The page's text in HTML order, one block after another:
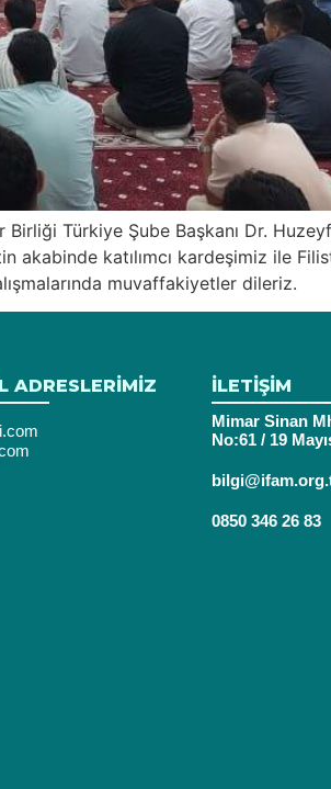
Türkiye Şube Başkanı Dr.
katılımcı kardeşimiz ile
muvaffakiyetler dileriz.
ADRESLERIMIZ İLETİŞİM
Mimar Sinan
No:61 / 19
0850 346 26 83